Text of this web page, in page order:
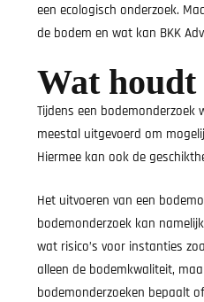
een ecologisch onderzoek.
de bodem en wat kan BKK
Wat houdt
Tijdens een
meestal uitgevoerd om
Hiermee kan ook de
Het uitvoeren van een
bodemonderzoek kan
wat risico’s voor instanties
alleen de bodemkwaliteit,
bodemonderzoeken bepaalt